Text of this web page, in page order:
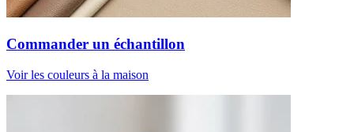
Commander un échantillon
Voir les couleurs à la maison